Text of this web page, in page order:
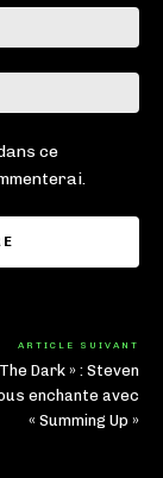
:*
:
ce
ARTICLE SUIVANT
Dark » : Steven
enchante avec
« Summing Up »